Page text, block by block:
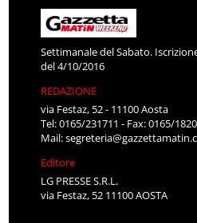
Settimanale del Sabato.
del 4/10/2016
REDAZIONE
via Festaz, 52 - 11100 Aosta
Tel: 0165/231711 - Fax: 0165/
Mail:
Editore
LG PRESSE S.R.L.
via Festaz, 52 11100 AOSTA